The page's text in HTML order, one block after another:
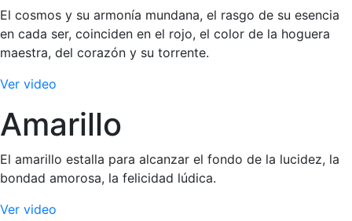
El cosmos y su armonía mundana, el rasgo de su esencia
en cada ser, coinciden en el rojo, el color de la hoguera
maestra, del corazón y su torrente.
Ver video
Amarillo
El amarillo estalla para alcanzar el fondo de la lucidez, la
bondad amorosa, la felicidad lúdica.
Ver video